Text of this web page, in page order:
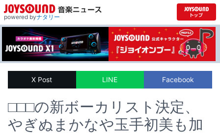
powered byナタリー
X Post LINE Facebook
□□□の新ボーカリスト決定、
やぎぬまかなや玉手初美も加